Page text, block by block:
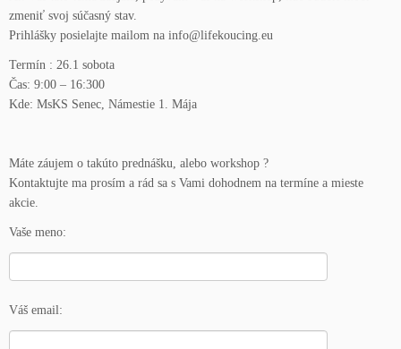
zmeniť svoj súčasný stav.
Prihlášky posielajte mailom na info@lifekoucing.eu
Termín : 26.1 sobota
Čas: 9:00 – 16:300
Kde: MsKS Senec, Námestie 1. Mája
Máte záujem o takúto prednášku, alebo workshop ?
Kontaktujte ma prosím a rád sa s Vami dohodnem na termíne a mieste
akcie.
Vaše meno:
Váš email: